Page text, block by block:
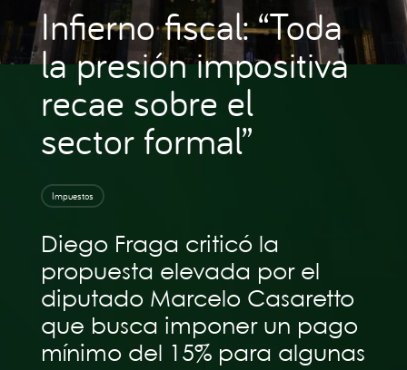
Infierno fiscal: “Toda
la presión impositiva
recae sobre el
sector formal”
Impuestos
Diego Fraga criticó la
propuesta elevada por el
diputado Marcelo Casaretto
que busca imponer un pago
mínimo del 15% para algunas